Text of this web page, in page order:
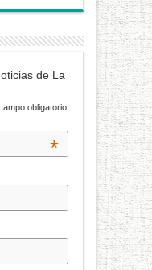
de La
obligatorio
*